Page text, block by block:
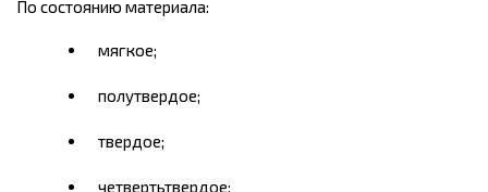
По состоянию материала:
мягкое;
полутвердое;
твердое;
четвертьтвердое;